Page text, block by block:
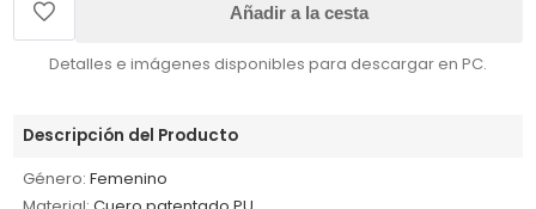
Añadir a la cesta
Detalles e imágenes disponibles para descargar en PC.
Descripción del Producto
Género: Femenino